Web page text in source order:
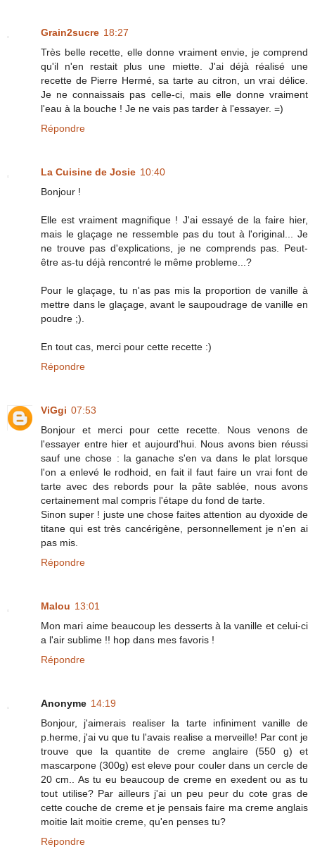
Grain2sucre 18:27
Très belle recette, elle donne vraiment envie, je comprend
qu'il n'en restait plus une miette. J'ai déjà réalisé une
recette de Pierre Hermé, sa tarte au citron, un vrai délice.
Je ne connaissais pas celle-ci, mais elle donne vraiment
l'eau à la bouche ! Je ne vais pas tarder à l'essayer. =)
Répondre
La Cuisine de Josie 10:40
Bonjour !
Elle est vraiment magnifique ! J'ai essayé de la faire hier,
mais le glaçage ne ressemble pas du tout à l'original... Je
ne trouve pas d'explications, je ne comprends pas. Peut-
être as-tu déjà rencontré le même probleme...?
Pour le glaçage, tu n'as pas mis la proportion de vanille à
mettre dans le glaçage, avant le saupoudrage de vanille en
poudre ;).
En tout cas, merci pour cette recette :)
Répondre
ViGgi 07:53
Bonjour et merci pour cette recette. Nous venons de
l'essayer entre hier et aujourd'hui. Nous avons bien réussi
sauf une chose : la ganache s'en va dans le plat lorsque
l'on a enlevé le rodhoid, en fait il faut faire un vrai font de
tarte avec des rebords pour la pâte sablée, nous avons
certainement mal compris l'étape du fond de tarte.
Sinon super ! juste une chose faites attention au dyoxide de
titane qui est très cancérigène, personnellement je n'en ai
pas mis.
Répondre
Malou 13:01
Mon mari aime beaucoup les desserts à la vanille et celui-ci
a l'air sublime !! hop dans mes favoris !
Répondre
Anonyme 14:19
Bonjour, j'aimerais realiser la tarte infiniment vanille de
p.herme, j'ai vu que tu l'avais realise a merveille! Par cont je
trouve que la quantite de creme anglaire (550 g) et
mascarpone (300g) est eleve pour couler dans un cercle de
20 cm.. As tu eu beaucoup de creme en exedent ou as tu
tout utilise? Par ailleurs j'ai un peu peur du cote gras de
cette couche de creme et je pensais faire ma creme anglais
moitie lait moitie creme, qu'en penses tu?
Répondre